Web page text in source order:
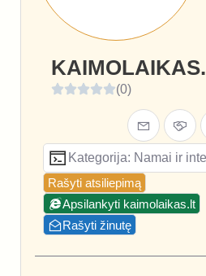
(0)
Kategorija: Namai ir
Rašyti atsiliepimą
Apsilankyti kaimolaikas.lt
Rašyti žinutę